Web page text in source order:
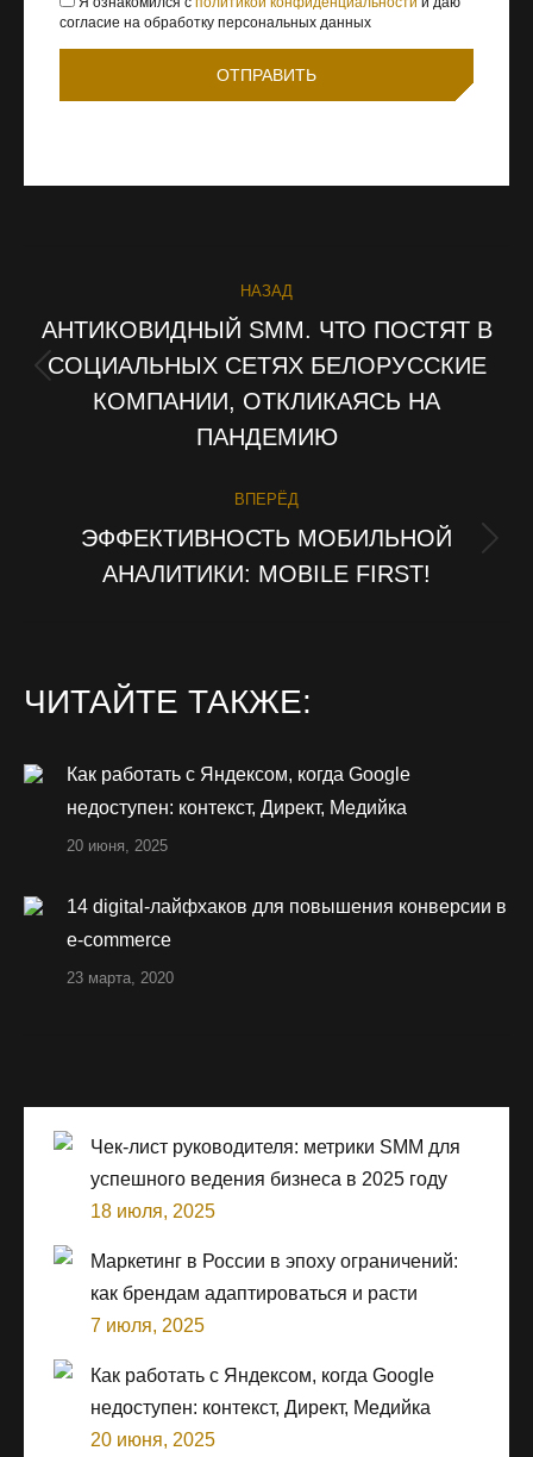
согласие на обработку персональных данных
ПО
ЗАПИСЯМ
НАЗАД
запись:
АНТИКОВИДНЫЙ SMM. ЧТО ПОСТЯТ В
СОЦИАЛЬНЫХ СЕТЯХ БЕЛОРУССКИЕ
КОМПАНИИ, ОТКЛИКАЯСЬ НА
ПАНДЕМИЮ
ВПЕРЁД
запись:
ЭФФЕКТИВНОСТЬ МОБИЛЬНОЙ
АНАЛИТИКИ: MOBILE FIRST!
ЧИТАЙТЕ ТАКЖЕ:
Как работать с Яндексом, когда Google
недоступен: контекст, Директ, Медийка
20 июня, 2025
14 digital-лайфхаков для повышения конверсии в
e-commerce
23 марта, 2020
Чек-лист руководителя: метрики SMM для
успешного ведения бизнеса в 2025 году
18 июля, 2025
Маркетинг в России в эпоху ограничений:
как брендам адаптироваться и расти
7 июля, 2025
Как работать с Яндексом, когда Google
недоступен: контекст, Директ, Медийка
20 июня, 2025